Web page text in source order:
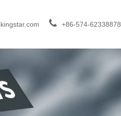
+86-574-62338878